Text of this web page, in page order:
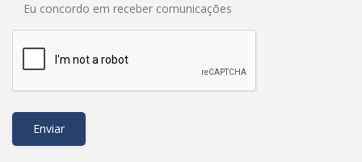
Eu concordo em receber comunicações